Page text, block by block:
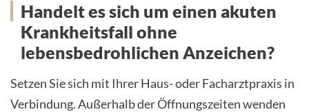
Handelt es sich um einen akuten
Krankheitsfall ohne
lebensbedrohlichen Anzeichen?
Setzen Sie sich mit Ihrer Haus- oder Facharztpraxis in
Verbindung. Außerhalb der Öffnungszeiten wenden